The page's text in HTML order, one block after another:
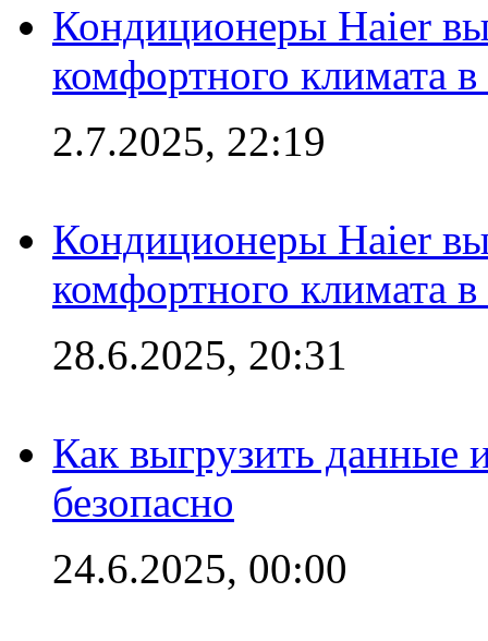
Кондиционеры Haier
комфортного климата
2.7.2025, 22:19
Кондиционеры Haier
комфортного климата
28.6.2025, 20:31
Как выгрузить данные
безопасно
24.6.2025, 00:00